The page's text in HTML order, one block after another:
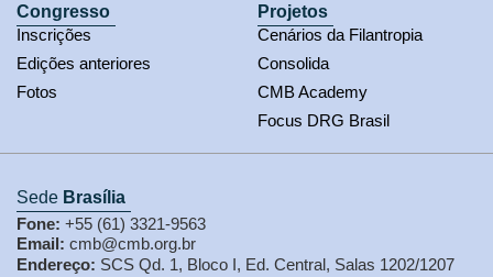
Congresso
Inscrições
Edições anteriores
Fotos
Projetos
Cenários da Filantropia
Consolida
CMB Academy
Focus DRG Brasil
Sede Brasília
Fone: +55 (61) 3321-9563
Email: cmb@cmb.org.br
Endereço: SCS Qd. 1, Bloco I, Ed. Central, Salas 1202/1207